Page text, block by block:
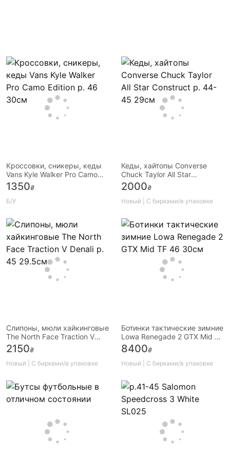
Кроссовки, сникеры, кеды
Vans Kyle Walker Pro Camo
Edition р. 46 30см
1350₴
Б/У
Кеды, хайтопы Converse
Chuck Taylor All Star
Construct р. 44-45 29см
2000₴
Новый | С бирками/в упаковке
Cлипоны, мюли хайкинговые
The North Face Traction V
Denali р. 45 29.5см
2150₴
Новый | С бирками/в упаковке
Ботинки тактические зимние
Lowa Renegade 2 GTX Mid TF
46 30см
8400₴
Новый | С бирками/в упаковке